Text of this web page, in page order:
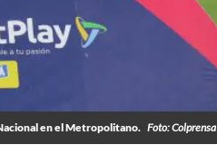
en el Metropolitano. Foto: Colprensa